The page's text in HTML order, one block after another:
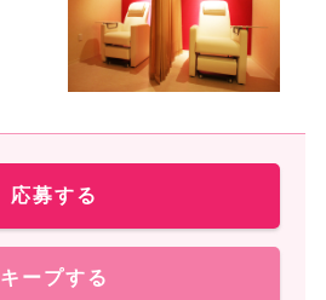
応募する
キープする